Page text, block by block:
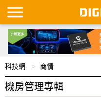
科技網 商情
機房管理專輯